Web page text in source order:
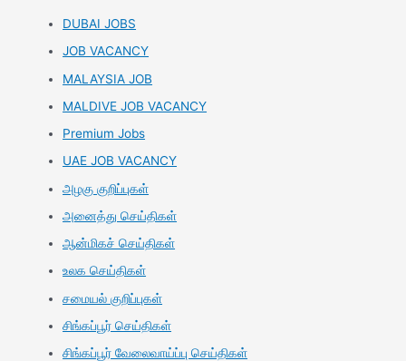
DUBAI JOBS
JOB VACANCY
MALAYSIA JOB
MALDIVE JOB VACANCY
Premium Jobs
UAE JOB VACANCY
அழகு குறிப்புகள்
அனைத்து செய்திகள்
ஆன்மிகச் செய்திகள்
உலக செய்திகள்
சமையல் குறிப்புகள்
சிங்கப்பூர் செய்திகள்
சிங்கப்பூர் வேலைவாய்ப்பு செய்திகள்